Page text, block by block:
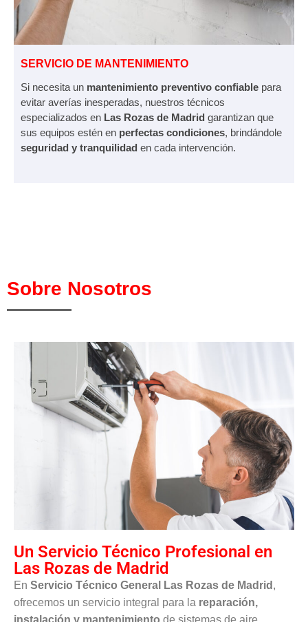
SERVICIO DE MANTENIMIENTO
Si necesita un mantenimiento preventivo confiable para
evitar averías inesperadas, nuestros técnicos
especializados en Las Rozas de Madrid garantizan que
sus equipos estén en perfectas condiciones, brindándole
seguridad y tranquilidad en cada intervención.
Sobre Nosotros
Un Servicio Técnico Profesional en
Las Rozas de Madrid
En Servicio Técnico General Las Rozas de Madrid ,
ofrecemos un servicio integral para la reparación,
instalación y mantenimiento de sistemas de aire